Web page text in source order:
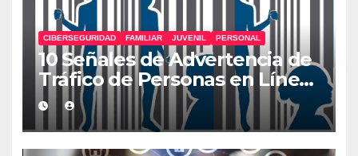
CIBERSEGURIDAD FAMILIAR JUVENIL PERSONAL
10 Señales de Advertencia de
Tráfico de Personas en Línea
que Deberías Conocer